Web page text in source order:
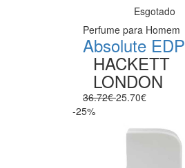
Esgotado
Perfume para Homem
Absolute EDP
HACKETT
LONDON
36.72€25.70€
-25%